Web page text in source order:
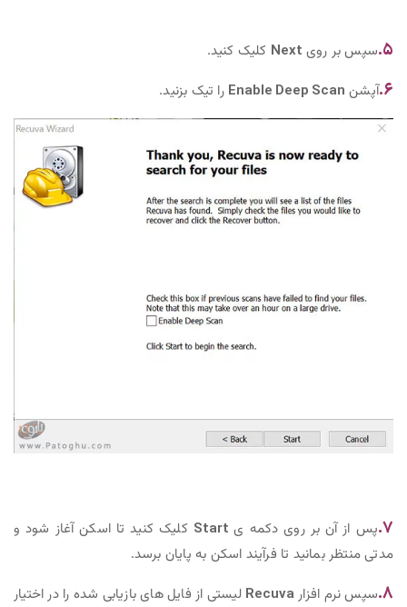
۵. سپس بر روی Next کلیک کنید.
۶. آپشن Enable Deep Scan را تیک بزنید.
۷. پس از آن بر روی دکمه ی Start کلیک کنید تا اسکن آغاز شود و
مدتی منتظر بمانید تا فرآیند اسکن به پایان برسد.
۸. سپس نرم افزارRecuva لیستی از فایل های بازیابی شده را در اختیار